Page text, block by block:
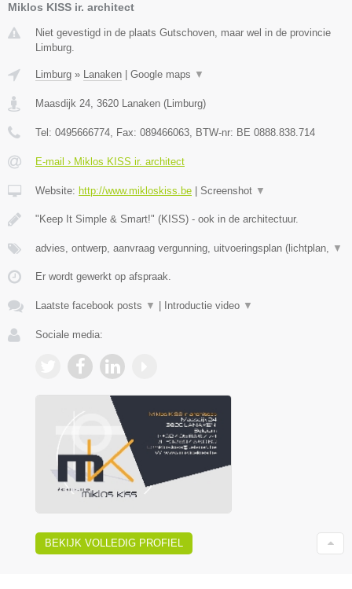
Miklos KISS ir. architect
Niet gevestigd in de plaats Gutschoven, maar wel in de provincie
Limburg.
Limburg » Lanaken Google maps ▼
Maasdijk 24, 3620 Lanaken (Limburg)
Tel: 0495666774, Fax: 089466063, BTW-nr: BE 0888.838.714
E-mail › Miklos KISS ir. architect
Website: http://www.mikloskiss.be Screenshot ▼
"Keep It Simple & Smart!" (KISS) - ook in de architectuur.
advies, ontwerp, aanvraag vergunning, uitvoeringsplan (lichtplan, ▼
Er wordt gewerkt op afspraak.
Laatste facebook posts ▼ Introductie video ▼
Sociale media:
BEKIJK VOLLEDIG PROFIEL